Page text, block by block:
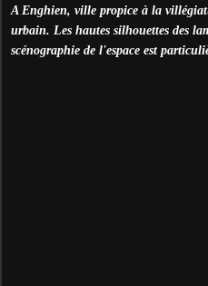
A Enghien, ville propice à la
urbain. Les hautes silhouettes des
scénographie de l'espace est